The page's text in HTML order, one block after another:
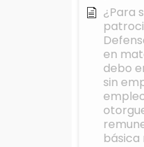
¿Para
en
debo
sin
básica